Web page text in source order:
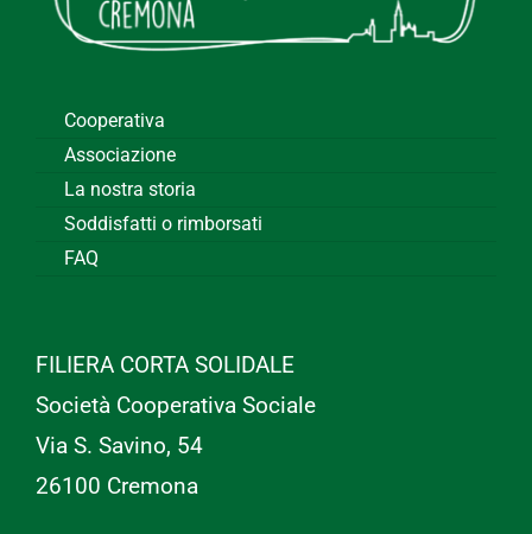
Cooperativa
Associazione
La nostra storia
Soddisfatti o rimborsati
FAQ
FILIERA CORTA SOLIDALE
Società Cooperativa Sociale
Via S. Savino, 54
26100 Cremona